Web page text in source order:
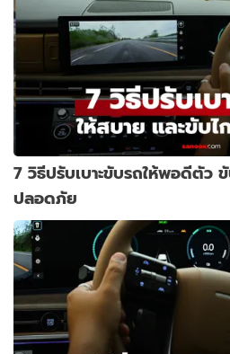
7 วิธีปรับเบาะขับรถให้พอดีตัว
ปลอดภัย